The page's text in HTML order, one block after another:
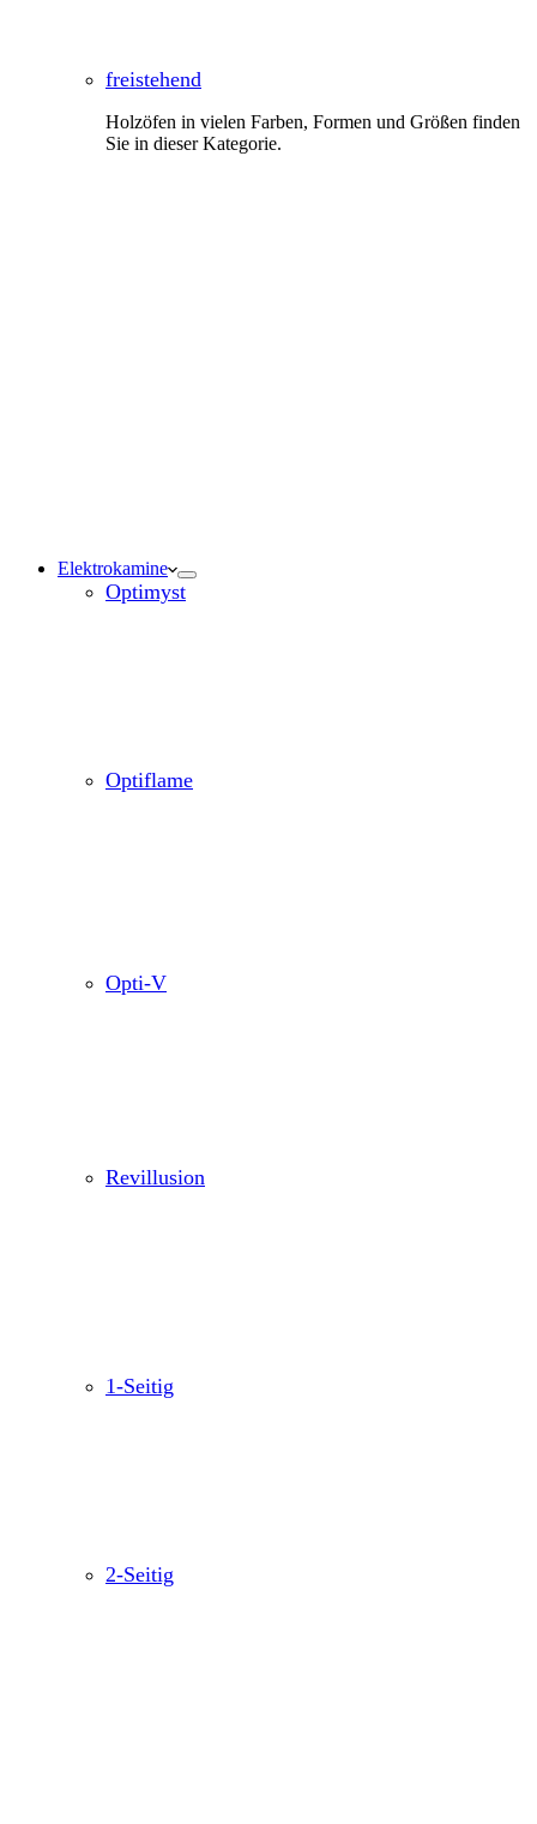
freistehend
Holzöfen in vielen Farben, Formen und Größen finden
Sie in dieser Kategorie.
Elektrokamine
Optimyst
Optiflame
Opti-V
Revillusion
1-Seitig
2-Seitig